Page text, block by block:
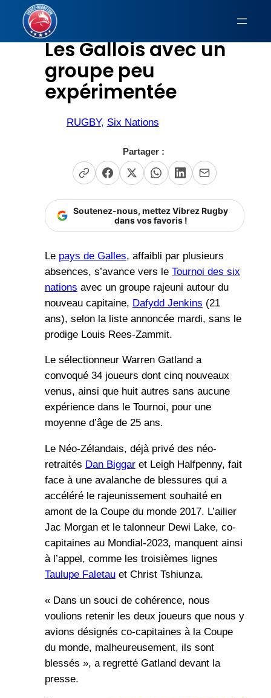
Aller
contenu Les Gallois avec un
groupe peu
expérimentée
RUGBY, Six Nations
Partager :
Soutenez-nous, mettez Vibrez Rugby
dans vos favoris !
Le pays de Galles, affaibli par plusieurs
absences, s’avance vers le Tournoi des six
nations avec un groupe rajeuni autour du
nouveau capitaine, Dafydd Jenkins (21
ans), selon la liste annoncée mardi, sans le
prodige Louis Rees-Zammit.
Le sélectionneur Warren Gatland a
convoqué 34 joueurs dont cinq nouveaux
venus, ainsi que huit autres sans aucune
expérience dans le Tournoi, pour une
moyenne d’âge de 25 ans.
Le Néo-Zélandais, déjà privé des néo-
retraités Dan Biggaret Leigh Halfpenny, fait
face à une avalanche de blessures qui a
accéléré le rajeunissement souhaité en
amont de la Coupe du monde 2017. L’ailier
Jac Morgan et le talonneur Dewi Lake, co-
capitaines au Mondial-2023, manquent ainsi
à l’appel, comme les troisièmes lignes
Taulupe Faletauet Christ Tshiunza.
« Dans un souci de cohérence, nous
voulions retenir les deux joueurs que nous y
avions désignés co-capitaines à la Coupe
du monde, malheureusement, ils sont
blessés », a regretté Gatland devant la
presse.